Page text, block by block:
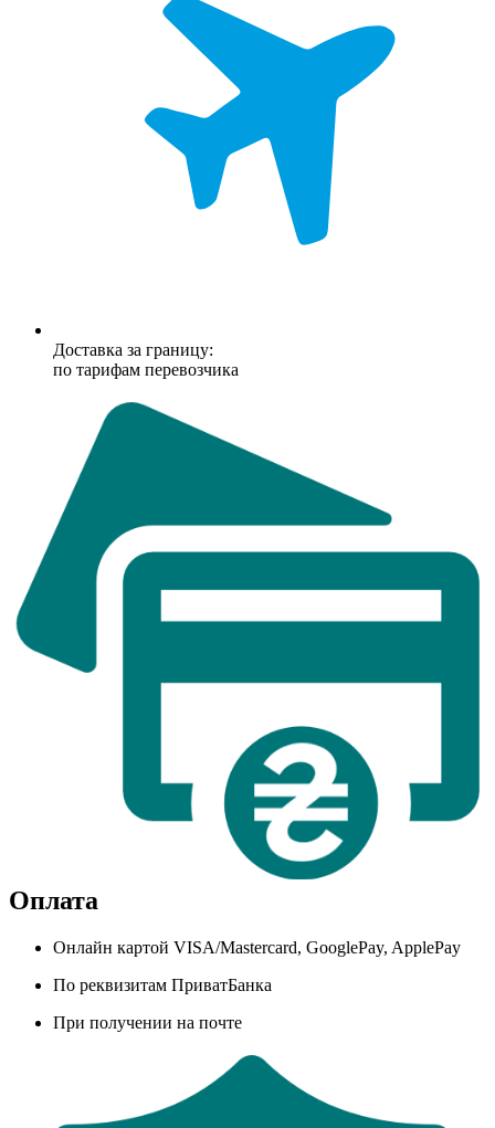
Доставка за границу:
по тарифам перевозчика
Оплата
Онлайн картой VISA/Mastercard, GooglePay, ApplePay
По реквизитам ПриватБанка
При получении на почте